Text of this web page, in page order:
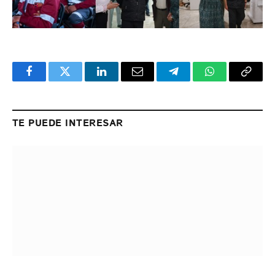
FacebookTwitter LinkedInEmail TelegramWhatsApp
Copy
TE PUEDE INTERESAR